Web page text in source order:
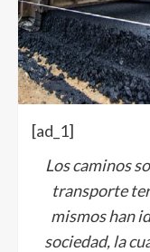
[ad_1]
Los caminos
transporte
mismos han
sociedad, la